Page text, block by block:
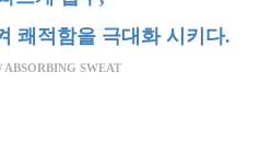
쾌적함을 극대화 시키다.
ABSORBING SWEAT